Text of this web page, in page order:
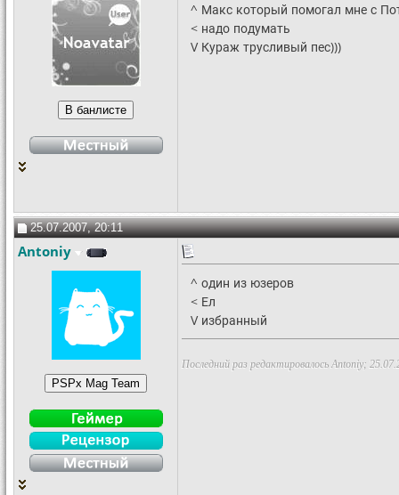
^ Макс который помогал мне с
< надо подумать
V Кураж трусливый пес)))
25.07.2007, 20:11
Antoniy
^ один из юзеров
< Ел
V избранный
Последний раз редактировалось Antoniy;